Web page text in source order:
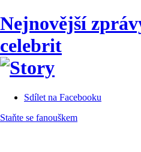
Nejnovější
celebrit
Sdílet na Facebooku
Staňte se fanouškem